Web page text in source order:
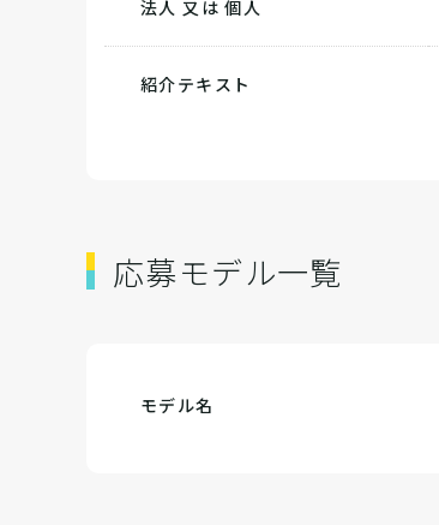
法人 又は 個人
紹介テキスト
応募モデル一覧
モデル名